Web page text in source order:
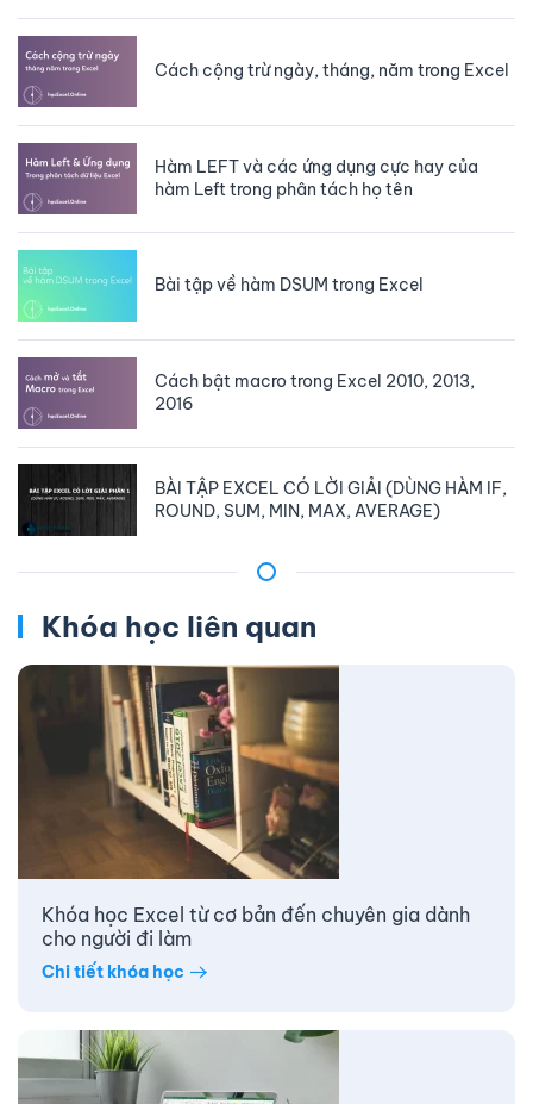
Cách cộng trừ ngày, tháng, năm trong Excel
Hàm LEFT và các ứng dụng cực hay của
hàm Left trong phân tách họ tên
Bài tập về hàm DSUM trong Excel
Cách bật macro trong Excel 2010, 2013,
2016
BÀI TẬP EXCEL CÓ LỜI GIẢI (DÙNG HÀM IF,
ROUND, SUM, MIN, MAX, AVERAGE)
Khóa học liên quan
Khóa học Excel từ cơ bản đến chuyên gia dành
cho người đi làm
Chi tiết khóa học